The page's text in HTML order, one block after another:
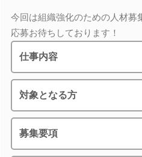
今回は組織強化のための人材募
応募お待ちしております！
仕事内容
対象となる方
募集要項